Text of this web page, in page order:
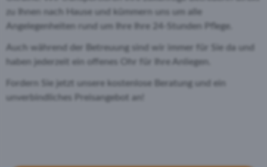
zu Ihnen nach Hause und kümmern uns um alle
Angelegenheiten rund um Ihre Ihre 24-Stunden Pflege.
Auch während der Betreuung sind wir immer für Sie da und
haben jederzeit ein offenes Ohr für Ihre Anliegen.
Fordern Sie jetzt unsere kostenlose Beratung und ein
unverbindliches Preisangebot an!